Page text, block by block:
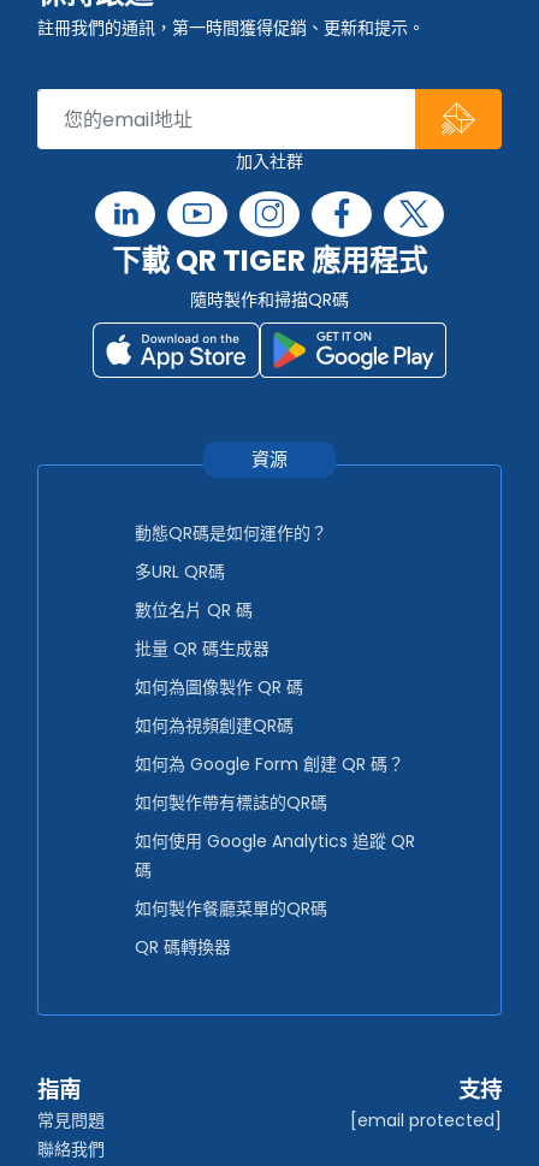
註冊我們的通訊，第一時間獲得促銷、更新和提示。
加入社群
下載 QR TIGER 應用程式
隨時製作和掃描QR碼
資源
動態QR碼是如何運作的？
多URL QR碼
數位名片 QR 碼
批量 QR 碼生成器
如何為圖像製作 QR 碼
如何為視頻創建QR碼
如何為 Google Form 創建 QR 碼？
如何製作帶有標誌的QR碼
如何使用 Google Analytics 追蹤 QR
碼
如何製作餐廳菜單的QR碼
QR 碼轉換器
指南
常見問題
聯絡我們
支持
[email protected]